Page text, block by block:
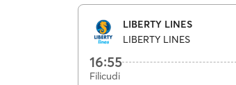
LIBERTY LINES
LIBERTY LINES
16:55
Filicudi